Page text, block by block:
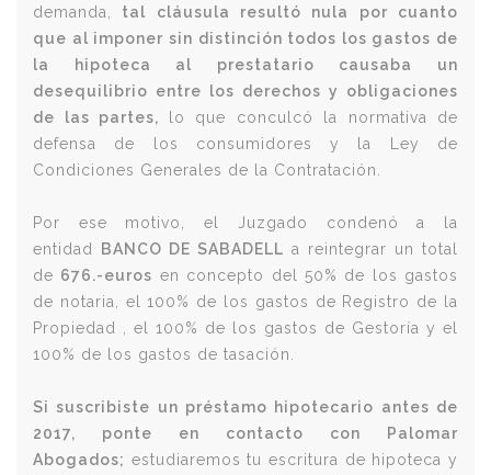
demanda,
tal cláusula resultó nula por cuanto
que al imponer sin distinción todos los gastos de
la hipoteca al prestatario causaba un
desequilibrio entre los derechos y obligaciones
de las partes,
lo que conculcó la normativa de
defensa de los consumidores y la Ley de
Condiciones Generales de la Contratación.
Por ese motivo, el Juzgado condenó a la
entidad
BANCO DE SABADELL a reintegrar un total
de 676.-euros en concepto del 50% de los gastos
de notaria, el 100% de los gastos de Registro de la
Propiedad , el 100% de los gastos de Gestoría y el
100% de los gastos de tasación.
Si suscribiste un préstamo hipotecario antes de
2017, ponte en contacto con Palomar
Abogados; estudiaremos tu escritura de hipoteca y